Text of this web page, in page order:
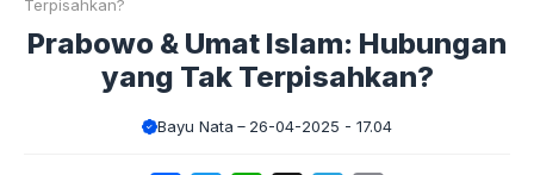
Terpisahkan?
Prabowo & Umat Islam: Hubungan
yang Tak Terpisahkan?
Bayu Nata 26-04-2025 - 17.04